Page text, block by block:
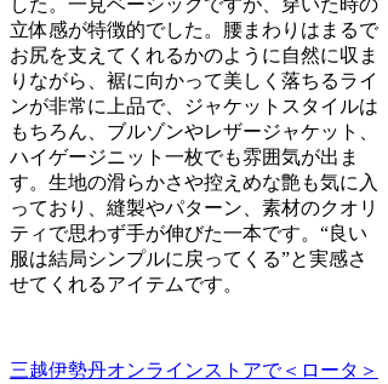
した。一見ベーシックですが、穿いた時の
立体感が特徴的でした。腰まわりはまるで
お尻を支えてくれるかのように自然に収ま
りながら、裾に向かって美しく落ちるライ
ンが非常に上品で、ジャケットスタイルは
もちろん、ブルゾンやレザージャケット、
ハイゲージニット一枚でも雰囲気が出ま
す。生地の滑らかさや控えめな艶も気に入
っており、縫製やパターン、素材のクオリ
ティで思わず手が伸びた一本です。“良い
服は結局シンプルに戻ってくる”と実感さ
せてくれるアイテムです。
三越伊勢丹オンラインストアで＜ロータ＞